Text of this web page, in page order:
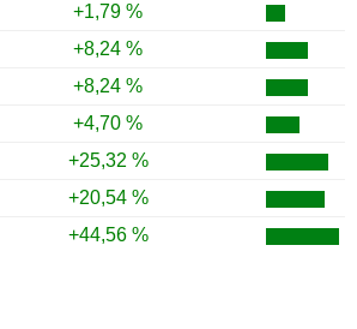
+1,79 %
+8,24 %
+8,24 %
+4,70 %
+25,32 %
+20,54 %
+44,56 %